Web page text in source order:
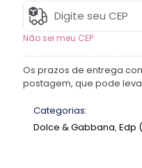
Não sei meu CEP
Os prazos de entrega
postagem, que pode
Categorias:
Dolce & Gabbana, Edp